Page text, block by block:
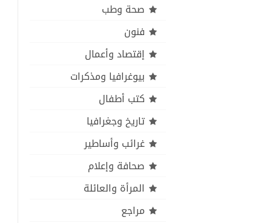
صحة وطب
فنون
إقتصاد وأعمال
بيوغرافيا ومذكرات
كتب أطفال
تاريخ وجغرافيا
غرائب وأساطير
صحافة وإعلام
المرأة والعائلة
مراجع